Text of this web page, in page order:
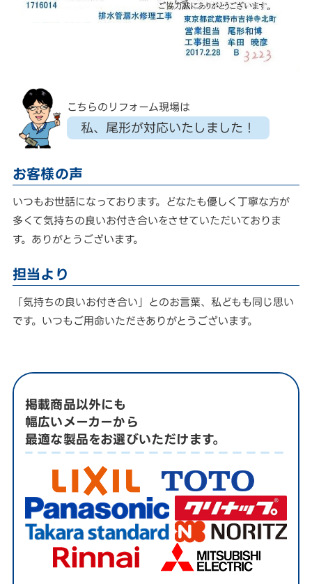
こちらのリフォーム現場は
私、尾形が対応いたしました！
お客様の声
いつもお世話になっております。どなたも優しく丁寧な方が
多くて気持ちの良いお付き合いをさせていただいておりま
す。ありがとうございます。
担当より
「気持ちの良いお付き合い」とのお言葉、私どもも同じ思い
です。いつもご用命いただきありがとうございます。
掲載商品以外にも
幅広いメーカーから
最適な製品をお選びいただけます。